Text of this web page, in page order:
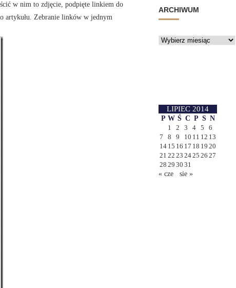
w nim to zdjęcie, podpięte linkiem do
artykułu. Zebranie linków w jednym
ARCHIWUM
LIPIEC 2014
P W Ś C P S N
1
2 3 4 5
6
7
8 9 10 11 12 13
14 15 16 17 18 19 20
21 22 23 2425 26 27
28 29 30 31
« cze
sie »